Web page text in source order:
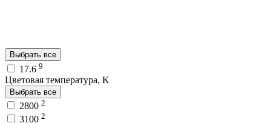
Выбрать все
17.6 9
Цветовая температура, K
Выбрать все
2800 2
3100 2